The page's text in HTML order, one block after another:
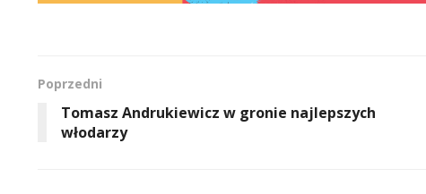
Poprzedni
Tomasz Andrukiewicz w gronie najlepszych
włodarzy